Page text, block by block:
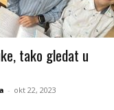
tako gledat u
- okt 22, 2023